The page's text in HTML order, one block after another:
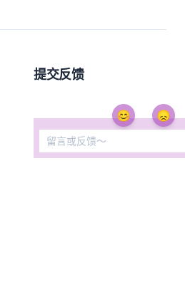
提交反馈
😊 😞